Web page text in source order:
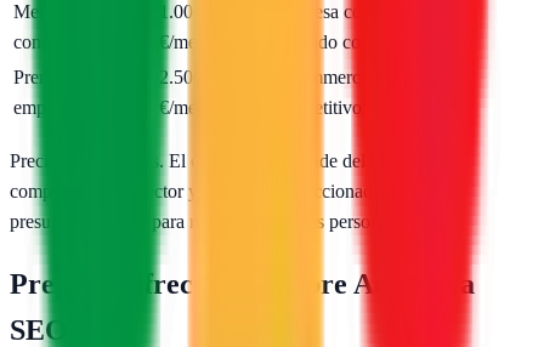
Medio / Pyme
consolidada
1.000 – 2.500
€/mes
Empresa con web activa,
mercado competido
Premium / Gran
empresa
2.500 – 5.000
€/mes
E-commerce, sector muy
competitivo, nacional
Precios orientativos. El coste final depende del alcance, la
competencia del sector y la agencia seleccionada.
presupuesto gratis
para recibir propuestas personalizadas.
Preguntas frecuentes sobre Auditoría
SEO